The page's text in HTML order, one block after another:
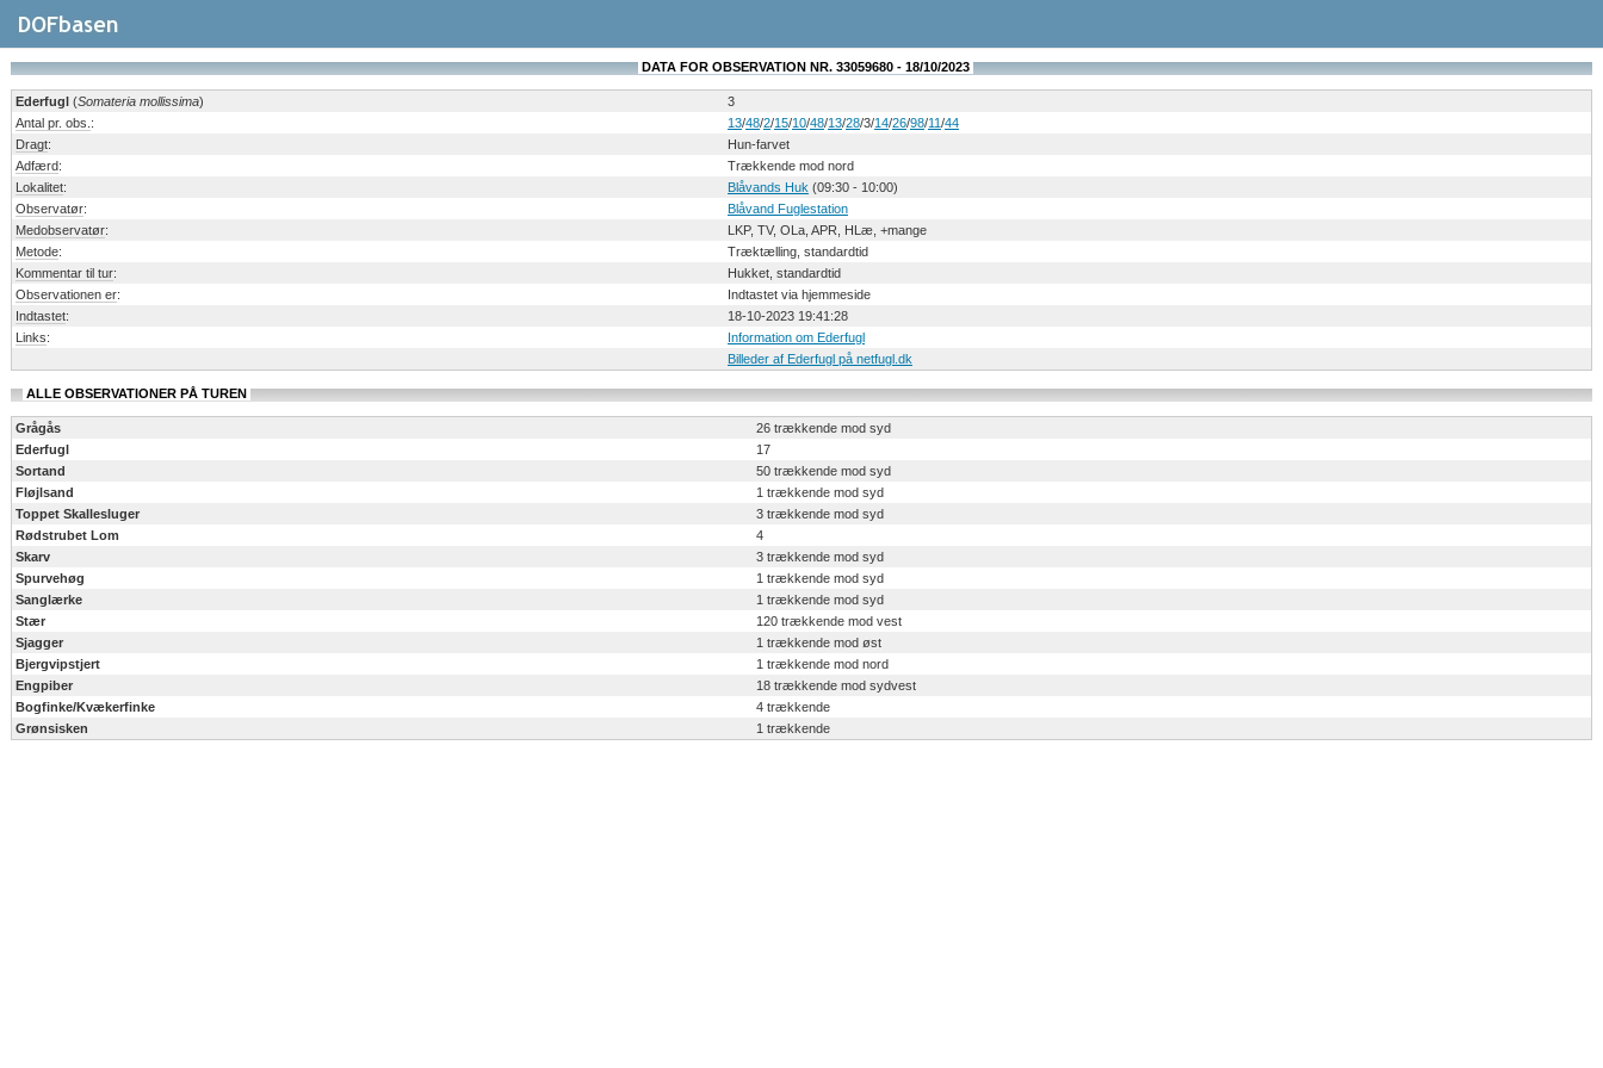
DATA FOR OBSERVATION NR. 33059680 - 18/10/2023
Ederfugl (Somateria mollissima)
3
Antal pr. obs. : 13/48/2/15/10/48/13/28/3/14/26/98/11/44
Dragt:
Hun-farvet
Adfærd:
Trækkende mod nord
Lokalitet: Blåvands Huk (09:30 - 10:00)
Observatør:
Blåvand Fuglestation
Medobservatør:
LKP, TV, OLa, APR, HLæ, +mange
Metode:
Træktælling, standardtid
Kommentar til tur:
Hukket, standardtid
Observationen er:
Indtastet via hjemmeside
Indtastet:
18-10-2023 19:41:28
Links:
Information om Ederfugl
Billeder af Ederfugl på netfugl.dk
ALLE OBSERVATIONER PÅ TUREN
Grågås
26 trækkende mod syd
Ederfugl
17
Sortand
50 trækkende mod syd
Fløjlsand
1 trækkende mod syd
Toppet Skallesluger
3 trækkende mod syd
Rødstrubet Lom
4
Skarv
3 trækkende mod syd
Spurvehøg
1 trækkende mod syd
Sanglærke
1 trækkende mod syd
Stær
120 trækkende mod vest
Sjagger
1 trækkende mod øst
Bjergvipstjert
1 trækkende mod nord
Engpiber
18 trækkende mod sydvest
Bogfinke/Kvækerfinke
4 trækkende
Grønsisken
1 trækkende